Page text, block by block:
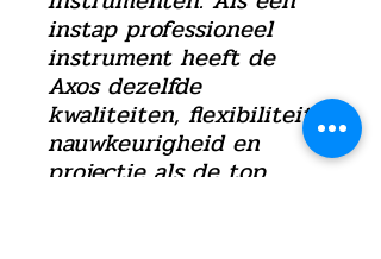
instap professioneel
instrument heeft de
Axos dezelfde
kwaliteiten, flexibiliteit,
nauwkeurigheid en
projectie als de top